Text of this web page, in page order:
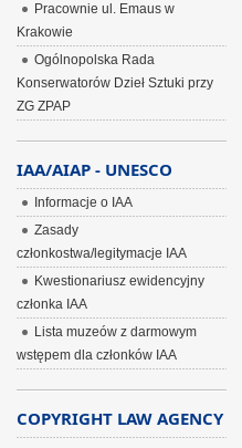
Pracownie ul. Emaus w
Krakowie
Ogólnopolska Rada
Konserwatorów Dzieł Sztuki przy
ZG ZPAP
IAA/AIAP - UNESCO
Informacje o IAA
Zasady
członkostwa/legitymacje IAA
Kwestionariusz ewidencyjny
członka IAA
Lista muzeów z darmowym
wstępem dla członków IAA
COPYRIGHT LAW AGENCY